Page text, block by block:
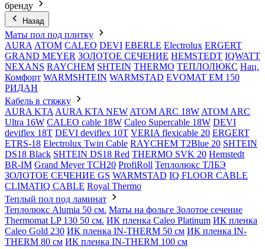
бренду
Назад
Маты пол под плитку
AURA АТОМ CALEO DEVI EBERLE Electrolux ERGERT
GRAND MEYER ЗОЛОТОЕ СЕЧЕНИЕ HEMSTEDT IQWATT
NEXANS RAYCHEM SHTEIN THERMO ТЕПЛОЛЮКС Нац.
Комфорт WARMSHTEIN WARMSTAD EVOMAT EM 150
РИДАН
Кабель в стяжку
AURA KTA AURA KTA NEW ATOM ARC 18W ATOM ARC
Ultra 16W CALEO cable 18W Caleo Supercable 18W DEVI
deviflex 18T DEVI deviflex 10T VERIA flexicable 20 ERGERT
ETRS-18 Electrolux Twin Cable RAYCHEM T2Blue 20 SHTEIN
DS18 Black SHTEIN DS18 Red THERMO SVK 20 Hemstedt
BR-IM Grand Meyer TCH20 ProfiRoll Теплолюкс ТЛБЭ
ЗОЛОТОЕ СЕЧЕНИЕ GS WARMSTAD IQ FLOOR CABLE
CLIMATIQ CABLE Royal Thermo
Теплый пол под ламинат
Теплолюкс Alumia 50 см. Маты на фольге Золотое сечение
Thermomat LP 130 50 cм. ИК пленка Caleo Platinum ИК пленка
Caleo Gold 230 ИК пленка IN-THERM 50 см ИК пленка IN-
THERM 80 см ИК пленка IN-THERM 100 см